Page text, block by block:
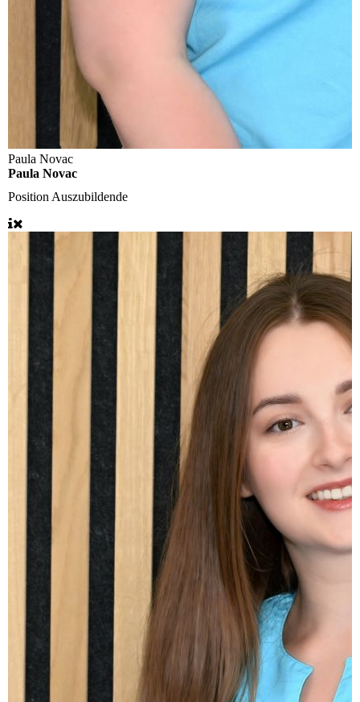
Paula Novac
Paula Novac
Position Auszubildende